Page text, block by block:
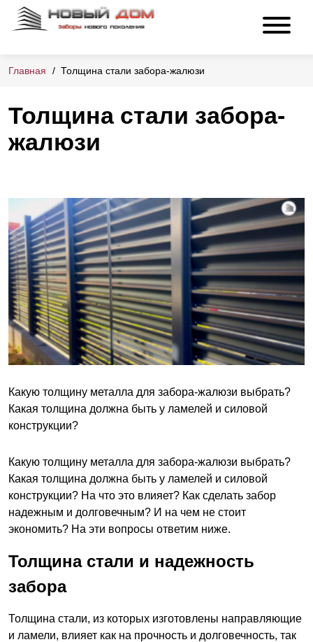
Главная Толщина стали забора-жалюзи
Толщина стали забора-
жалюзи
Какую толщину металла для забора-жалюзи выбрать?
Какая толщина должна быть у ламелей и силовой
конструкции?
Какую толщину металла для забора-жалюзи выбрать?
Какая толщина должна быть у ламелей и силовой
конструкции? На что это влияет? Как сделать забор
надежным и долговечным? И на чем не стоит
экономить? На эти вопросы ответим ниже.
Толщина стали и надежность
забора
Толщина стали, из которых изготовлены направляющие
и ламели, влияет как на прочность и долговечность, так